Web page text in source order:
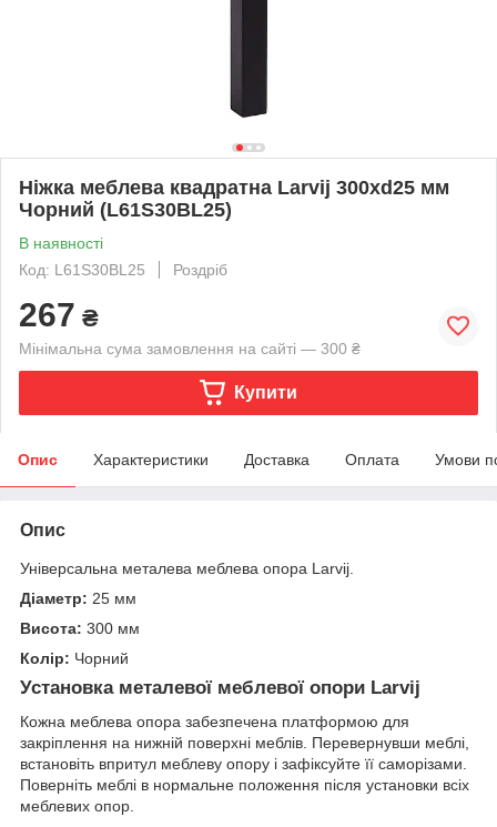
Ніжка меблева квадратна Larvij 300xd25 мм
Чорний (L61S30BL25)
В наявності
Код: L61S30BL25
Роздріб
267 ₴
Мінімальна сума замовлення на сайті — 300 ₴
Купити
Опис Характеристики Доставка Оплата Умови
Опис
Універсальна металева меблева опора Larvij.
Діаметр: 25 мм
Висота: 300 мм
Колір: Чорний
Установка металевої меблевої опори Larvij
Кожна меблева опора забезпечена платформою для
закріплення на нижній поверхні меблів. Перевернувши меблі,
встановіть впритул меблеву опору і зафіксуйте її саморізами.
Поверніть меблі в нормальне положення після установки всіх
меблевих опор.